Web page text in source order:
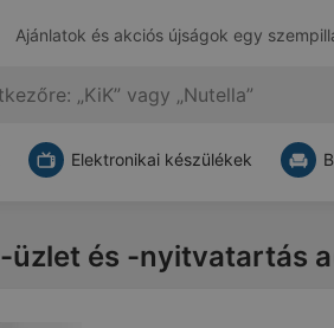
Ajánlatok és akciós újságok egy
Elektronikai készülékek
-üzlet és -nyitvatartás